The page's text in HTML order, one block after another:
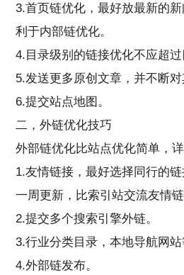
3.首页链优化，最好放最新的
利于内部链优化。
4.目录级别的链接优化不应超过
5.发送更多原创文章，并不断对
6.提交站点地图。
二，外链优化技巧
外部链优化比站点优化简单，
1.友情链接，最好选择同行的
一周更新，比索引站交流友情
2.提交多个搜索引擎外链。
3.行业分类目录，本地导航网站
4.外部链发布。